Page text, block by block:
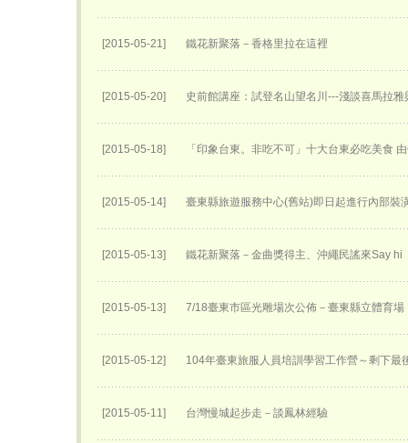
[2015-05-21] 鐵花新聚落－香格里拉在這裡
[2015-05-20] 史前館講座：試登名山望名川---淺談喜馬拉雅
[2015-05-18] 「印象台東。非吃不可」十大台東必吃美食
[2015-05-14] 臺東縣旅遊服務中心(舊站)即日起進行內部裝
[2015-05-13] 鐵花新聚落－金曲獎得主、沖繩民謠來Say hi
[2015-05-13] 7/18臺東市區光雕場次公佈－臺東縣立體育場
[2015-05-12] 104年臺東旅服人員培訓學習工作營～剩下最
[2015-05-11] 台灣慢城起步走－談鳳林經驗